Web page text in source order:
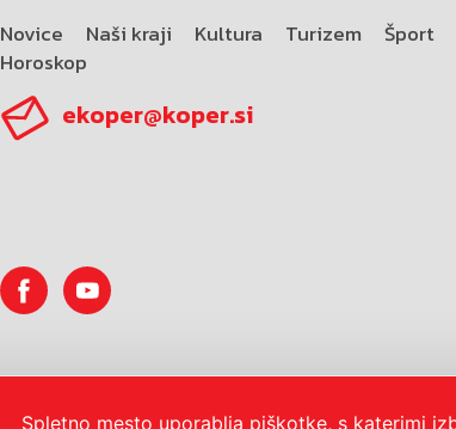
Novice Naši kraji Kultura Turizem Šport
Horoskop
ekoper@koper.si
© 2026
Mestna občina Koper
Spletno mesto uporablja piškotke, s katerimi